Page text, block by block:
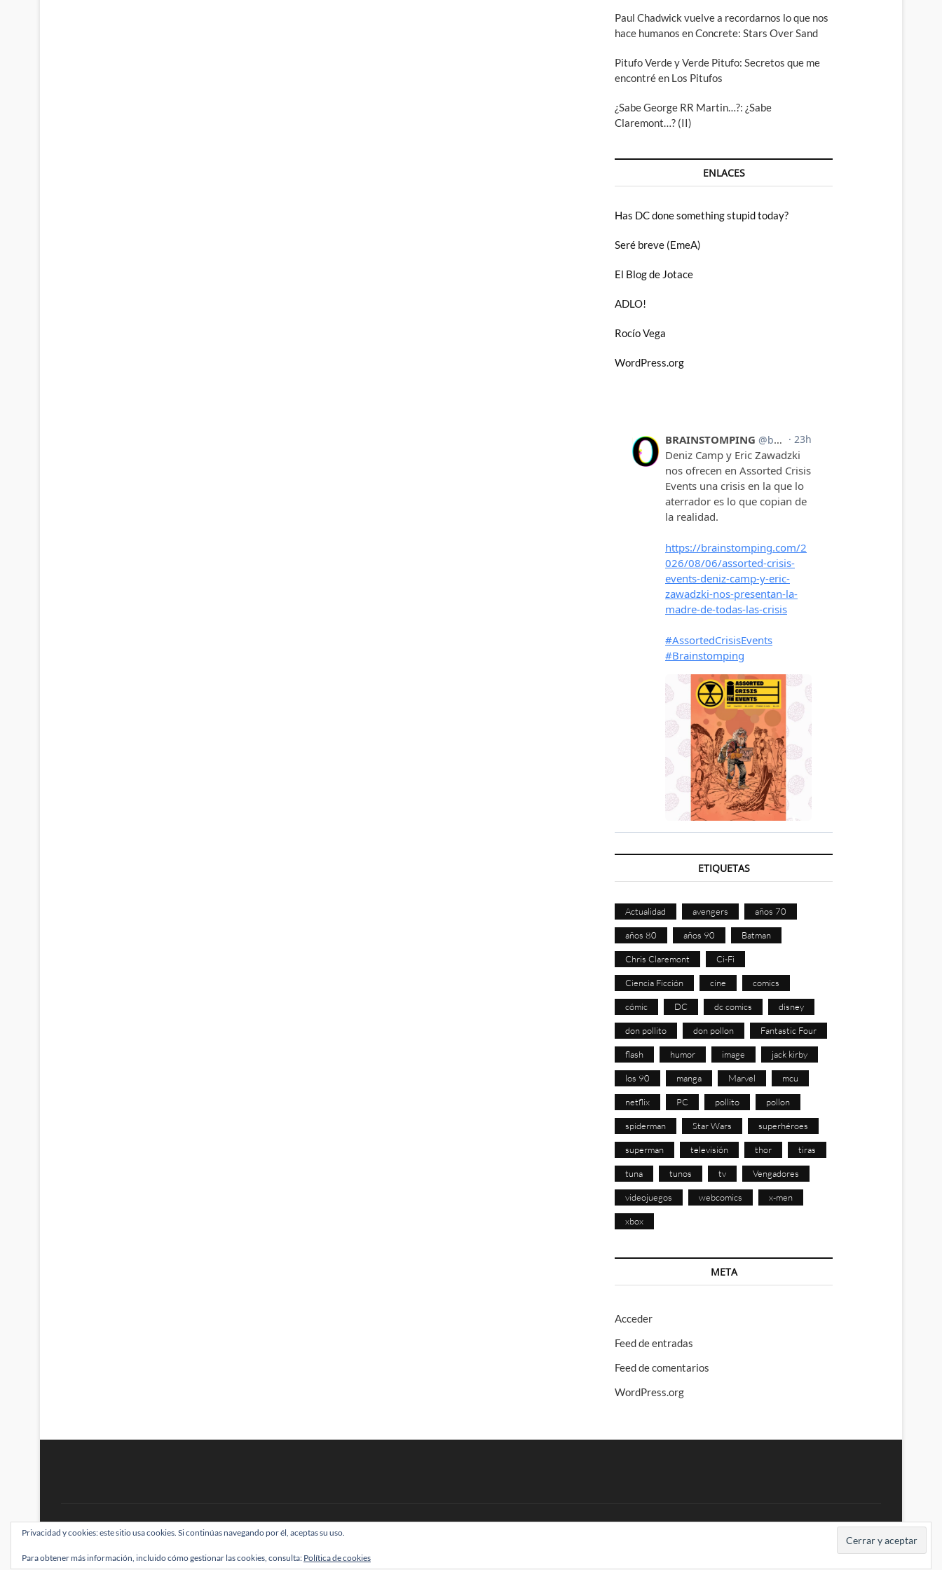
Paul Chadwick vuelve a recordarnos lo que nos
hace humanos en Concrete: Stars Over Sand
Pitufo Verde y Verde Pitufo: Secretos que me
encontré en Los Pitufos
¿Sabe George RR Martin…?: ¿Sabe
Claremont…? (II)
ENLACES
Has DC done something stupid today?
Seré breve (EmeA)
El Blog de Jotace
ADLO!
Rocío Vega
WordPress.org
ETIQUETAS
Actualidad avengers años 70
años 80 años 90 Batman
Chris Claremont Ci-Fi
Ciencia Ficción cine comics
cómic DC dc comics disney
don pollito don pollon Fantastic Four
flash humor image jack kirby
los 90 manga Marvel mcu
netflix PC pollito pollon
spiderman Star Wars superhéroes
superman televisión thor tiras
tuna tunos tv Vengadores
videojuegos webcomics x-men
xbox
META
Acceder
Feed de entradas
Feed de comentarios
WordPress.org
BRAINSTOMPING| Diseñado por:Theme Freesia|WordPress| © Todos los derechos reservados
Privacidad y cookies: este sitio usa cookies. Si continúas navegando por él, aceptas su uso.
Para obtener más información, incluido cómo gestionar las cookies, consulta: Política de cookies